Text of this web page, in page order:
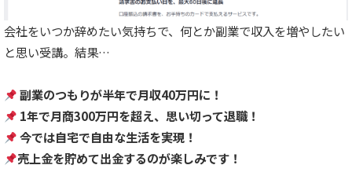
会社をいつか辞めたい気持ちで、何とか副業で収入を増やしたい
と思い受講。結果…
副業のつもりが半年で月収40万円に！
1年で月商300万円を超え、思い切って退職！
今では自宅で自由な生活を実現！
売上金を貯めて出金するのが楽しみです！